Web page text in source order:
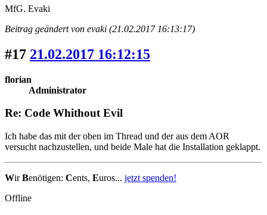
MfG. Evaki
Beitrag geändert von evaki (21.02.2017 16:13:17)
#17 21.02.2017 16:12:15
florian
Administrator
Re: Code Whithout Evil
Ich habe das mit der oben im Thread und der aus dem AOR
versucht nachzustellen, und beide Male hat die Installation geklappt.
WirBenötigen: Cents, Euros... jetzt spenden!
Offline